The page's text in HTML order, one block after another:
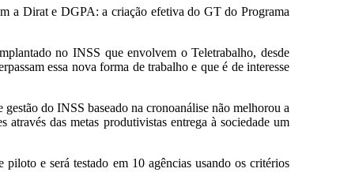
a Dirat e DGPA: a criação efetiva do GT do Programa
no INSS que envolvem o Teletrabalho, desde
essa nova forma de trabalho e que é de interesse
do INSS baseado na cronoanálise não melhorou a
das metas produtivistas entrega à sociedade um
e será testado em 10 agências usando os critérios